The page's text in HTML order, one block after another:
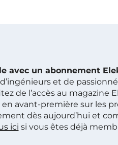
avec un abonnement
et de
de l’accès au magazine
en avant-première sur les
dès aujourd’hui et
ici si vous êtes déjà